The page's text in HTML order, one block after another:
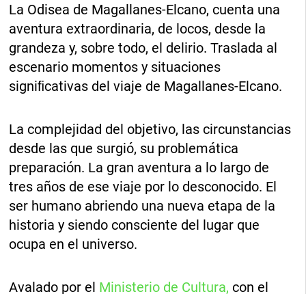
La Odisea de Magallanes-Elcano, cuenta una
aventura extraordinaria, de locos, desde la
grandeza y, sobre todo, el delirio. Traslada al
escenario momentos y situaciones
signiﬁcativas del viaje de Magallanes-Elcano.
La complejidad del objetivo, las circunstancias
desde las que surgió, su problemática
preparación. La gran aventura a lo largo de
tres años de ese viaje por lo desconocido. El
ser humano abriendo una nueva etapa de la
historia y siendo consciente del lugar que
ocupa en el universo.
Avalado por el Ministerio de Cultura, con el